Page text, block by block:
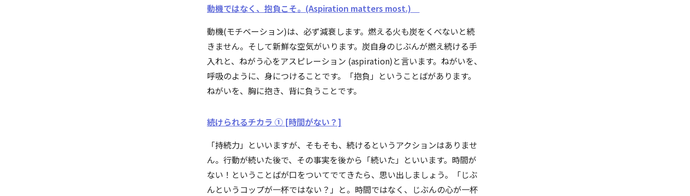
動機ではなく、抱負こそ。(Aspiration matters most.)
動機(モチベーション)は、必ず減衰します。燃える火も炭をくべないと続
きません。そして新鮮な空気がいります。炭自身のじぶんが燃え続ける手
入れと、ねがう心をアスピレーション (aspiration)と言います。ねがいを、
呼吸のように、身につけることです。「抱負」ということばがあります。
ねがいを、胸に抱き、背に負うことです。
続けられるチカラ ① [時間がない？]
「持続力」といいますが、そもそも、続けるというアクションはありませ
ん。行動が続いた後で、その事実を後から「続いた」といいます。時間が
ない！ということばが口をついてでてきたら、思い出しましょう。「じぶ
んというコップが一杯ではない？」と。時間ではなく、じぶんの心が一杯